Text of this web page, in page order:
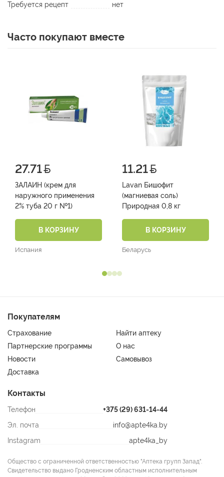
Требуется рецепт
нет
Часто покупают вместе
27.71
ЗАЛАИН (крем для
наружного применения
2% туба 20 г №1)
В КОРЗИНУ
Испания
11.21
Lavan Бишофит
(магниевая соль)
Природная 0,8 кг
В КОРЗИНУ
Беларусь
Покупателям
Страхование
Найти аптеку
Партнерские программы
О нас
Новости
Самовывоз
Доставка
Контакты
Телефон
+375 (29) 631-14-44
Эл. почта
info@apte4ka.by
Instagram
apte4ka_by
Общество с ограниченной ответственностью "Аптека групп Запад".
Свидетельство выдано Гродненским областным исполнительным